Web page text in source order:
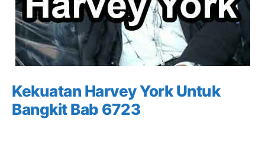
Kekuatan Harvey York Untuk
Bangkit Bab 6723